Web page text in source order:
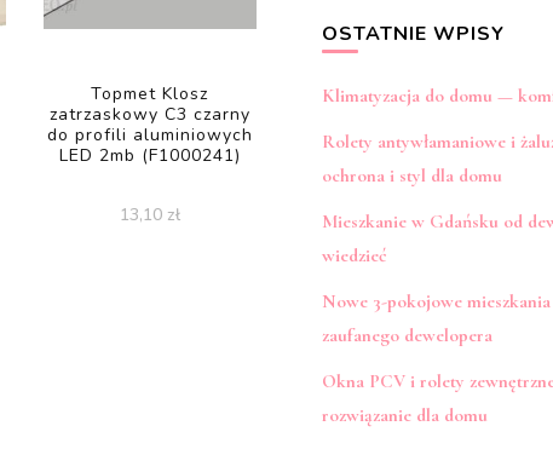
Topmet Klosz
zatrzaskowy C3 czarny
do profili aluminiowych
LED 2mb (F1000241)
13,10 zł
OSTATNIE WPISY
Klimatyzacja do domu —
Rolety antywłamaniowe i
ochrona i styl dla domu
Mieszkanie w Gdańsku od
wiedzieć
Nowe 3-pokojowe
zaufanego dewelopera
Okna PCV i rolety
rozwiązanie dla domu